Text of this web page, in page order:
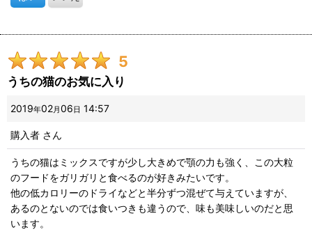
5
うちの猫のお気に入り
2019年02月 06 日 14:57
購入者 さん
うちの猫はミックスですが少し大きめで顎の力も強く、この大粒
のフードをガリガリと食べるのが好きみたいです。
他の低カロリーのドライなどと半分ずつ混ぜて与えていますが、
あるのとないのでは食いつきも違うので、味も美味しいのだと思
います。